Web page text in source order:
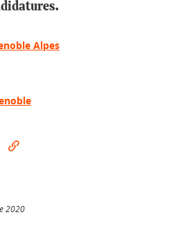
Alpes
sur Facebook
Partager sur LinkedIn
2020